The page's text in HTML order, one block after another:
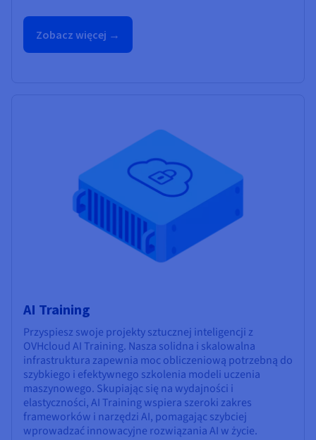
Zobacz więcej →
AI Training
Przyspiesz swoje projekty sztucznej inteligencji z
OVHcloud AI Training. Nasza solidna i skalowalna
infrastruktura zapewnia moc obliczeniową potrzebną do
szybkiego i efektywnego szkolenia modeli uczenia
maszynowego. Skupiając się na wydajności i
elastyczności, AI Training wspiera szeroki zakres
frameworków i narzędzi AI, pomagając szybciej
wprowadzać innowacyjne rozwiązania AI w życie.